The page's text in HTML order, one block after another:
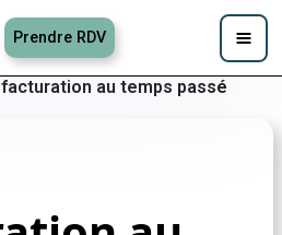
Prendre RDV
facturation au temps passé